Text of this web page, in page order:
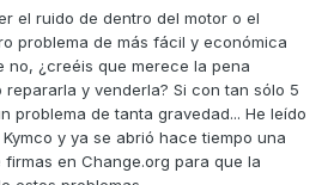
el ruido de dentro del motor o el
problema de más fácil y económica
no, ¿creéis que merece la pena
y venderla? Si con tan sólo 5
problema de tanta gravedad... He leído
y ya se abrió hace tiempo una
en Change.org para que la